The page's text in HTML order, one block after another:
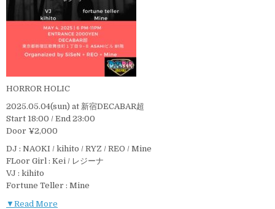
HORROR HOLIC
2025.05.04(sun) at 新宿DECABAR超
Start 18:00 / End 23:00
Door ¥2,000
DJ : NAOKI / kihito / RYZ / REO / Mine
FLoor Girl : Kei / レジーナ
VJ : kihito
Fortune Teller : Mine
▼Read More